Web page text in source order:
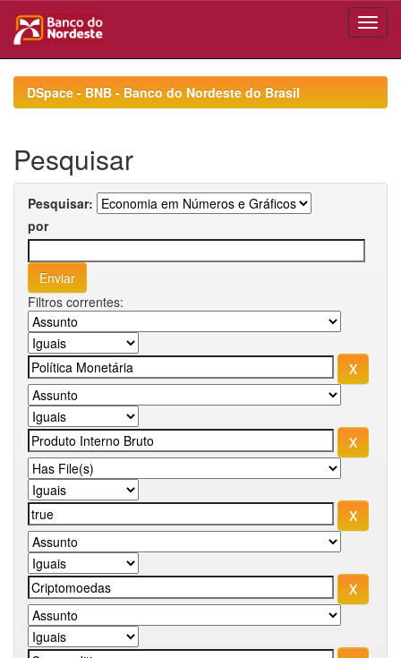
navigationDSpace - BNB - Banco do Nordeste do Brasil
Pesquisar
Pesquisar:
por
Filtros correntes: